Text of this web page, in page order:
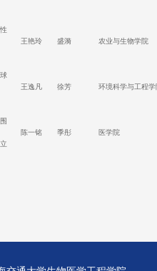
王艳玲 盛漪 农业与生物学院
王逸凡 徐芳 环境科学与工程学
陈一铭 季彤 医学院